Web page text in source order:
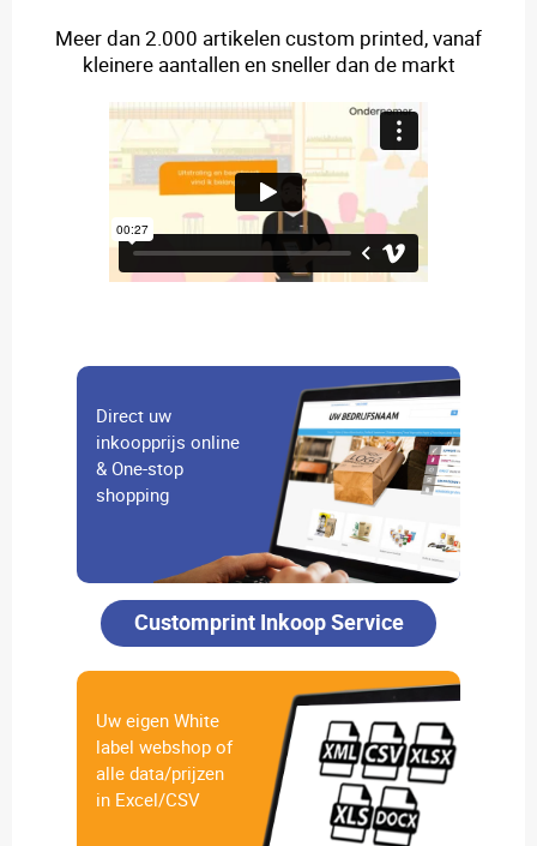
Meer dan 2.000 artikelen custom printed, vanaf
kleinere aantallen en sneller dan de markt
Direct uw
inkoopprijs online
& One-stop
shopping
Customprint Inkoop Service
Uw eigen White
label webshop of
alle data/prijzen
in Excel/CSV